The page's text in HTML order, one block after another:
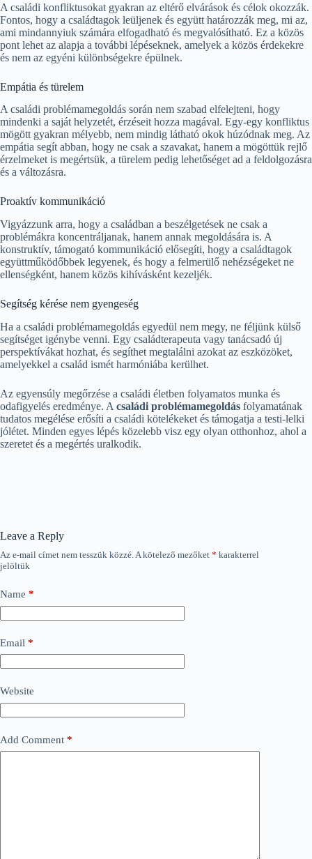
A családi konfliktusokat gyakran az eltérő elvárások és célok okozzák.
Fontos, hogy a családtagok leüljenek és együtt határozzák meg, mi az,
ami mindannyiuk számára elfogadható és megvalósítható. Ez a közös
pont lehet az alapja a további lépéseknek, amelyek a közös érdekekre
és nem az egyéni különbségekre épülnek.
Empátia és türelem
A családi problémamegoldás során nem szabad elfelejteni, hogy
mindenki a saját helyzetét, érzéseit hozza magával. Egy-egy konfliktus
mögött gyakran mélyebb, nem mindig látható okok húzódnak meg. Az
empátia segít abban, hogy ne csak a szavakat, hanem a mögöttük rejlő
érzelmeket is megértsük, a türelem pedig lehetőséget ad a feldolgozásra
és a változásra.
Proaktív kommunikáció
Vigyázzunk arra, hogy a családban a beszélgetések ne csak a
problémákra koncentráljanak, hanem annak megoldására is. A
konstruktív, támogató kommunikáció elősegíti, hogy a családtagok
együttműködőbbek legyenek, és hogy a felmerülő nehézségeket ne
ellenségként, hanem közös kihívásként kezeljék.
Segítség kérése nem gyengeség
Ha a családi problémamegoldás egyedül nem megy, ne féljünk külső
segítséget igénybe venni. Egy családterapeuta vagy tanácsadó új
perspektívákat hozhat, és segíthet megtalálni azokat az eszközöket,
amelyekkel a család ismét harmóniába kerülhet.
Az egyensúly megőrzése a családi életben folyamatos munka és
odafigyelés eredménye. A családi problémamegoldás folyamatának
tudatos megélése erősíti a családi kötelékeket és támogatja a testi-lelki
jólétet. Minden egyes lépés közelebb visz egy olyan otthonhoz, ahol a
szeretet és a megértés uralkodik.
Leave a Reply
Az e-mail címet nem tesszük közzé.A kötelező mezőket * karakterrel
jelöltük
Name *
Email *
Website
Add Comment *